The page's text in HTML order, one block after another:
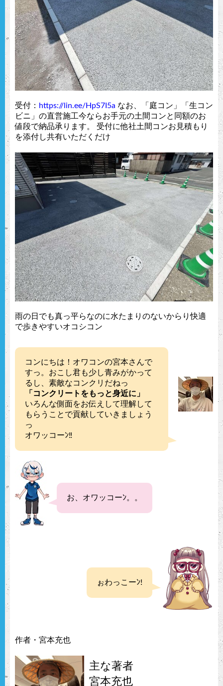
受付： https://lin.ee/HpS7I5a なお、「庭コン」「生コン
ビニ」の直営施工今ならお手元の土間コンと同額のお
値段で納品承ります。 受付に他社土間コンお見積もり
を添付し共有いただくだけ
雨の日でも真っ平らなのに水たまりのないからり快適
で歩きやすいオコシコン
コンにちは！オワコンの宮本さんで
すっ。おこし君も少し青みがかって
るし、素敵なコンクリだねっ
「コンクリートをもっと身近に」
いろんな側面をお伝えして理解して
もらうことで貢献していきましょう
っ
オワッコーﾝ‼︎
お、オワッコーﾝ。。
ぉわっこーﾝ!
作者・宮本充也
主な著者
宮本充也